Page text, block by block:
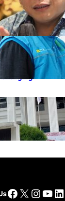
Terpadu
PLTS 100
ENERGY , HEADLINES
,
POWER
Ada 21.865
Pelanggan Baru
Gunakan Home
Banding
Facebook
X